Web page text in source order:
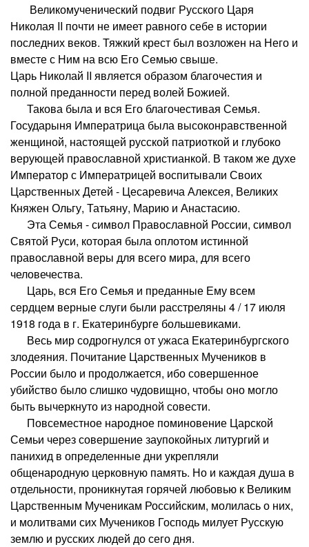
Великомученический подвиг Русского Царя
Николая II почти не имеет равного себе в истории
последних веков. Тяжкий крест был возложен на Него и
вместе с Ним на всю Его Семью свыше.
Царь Николай II является образом благочестия и
полной преданности перед волей Божией.
Такова была и вся Его благочестивая Семья.
Государыня Императрица была высоконравственной
женщиной, настоящей русской патриоткой и глубоко
верующей православной христианкой. В таком же духе
Император с Императрицей воспитывали Своих
Царственных Детей - Цесаревича Алексея, Великих
Княжен Ольгу, Татьяну, Марию и Анастасию.
Эта Семья - символ Православной России, символ
Святой Руси, которая была оплотом истинной
православной веры для всего мира, для всего
человечества.
Царь, вся Его Семья и преданные Ему всем
сердцем верные слуги были расстреляны 4 / 17 июля
1918 года в г. Екатеринбурге большевиками.
Весь мир содрогнулся от ужаса Екатеринбургского
злодеяния. Почитание Царственных Мучеников в
России было и продолжается, ибо совершенное
убийство было слишко чудовищно, чтобы оно могло
быть вычеркнуто из народной совести.
Повсеместное народное поминовение Царской
Семьи через совершение заупокойных литургий и
панихид в определенные дни укрепляли
общенародную церковную память. Но и каждая душа в
отдельности, проникнутая горячей любовью к Великим
Царственным Мученикам Российским, молилась о них,
и молитвами сих Мучеников Господь милует Русскую
землю и русских людей до сего дня.